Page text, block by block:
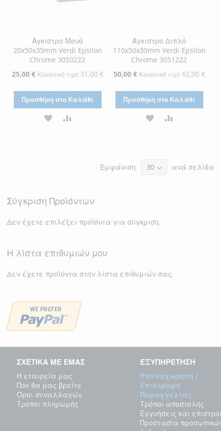
Άγκιστρο Μονό
20x50x35mm Verdi Epsilon
Chrome 3050222
Ειδική
25,00 € Κανονική τιμή 31,00 €
Προσθήκη στο Καλάθι
ΠΡΟΣΘΉΚΗ
Άγκιστρο Διπλό
110x50x30mm Verdi Epsilon
Chrome 3051222
Ειδική
50,00 € Κανονική τιμή 62,00 €
Προσθήκη στο Καλάθι
ΠΡΟΣΘΉΚΗ
ΕΠΙΘΥΜΙΏΝ
Εμφάνιση
ανά σελίδα
Σύγκριση Προϊόντων
Δεν έχετε επιλέξει προϊόντα για σύγκριση.
Η λίστα επιθυμιών μου
Δεν έχετε προϊόντα στην λίστα επιθυμιών σας.
ΣΧΕΤΙΚΑ ΜΕ ΕΜΑΣ
Η εταιρεία μας
Που θα μας βρείτε
Όροι συναλλαγών
Τρόποι πληρωμής
ΕΞΥΠΗΡΕΤΗΣΗ
Υπαναχώρηση /
Επιστροφή
Παραγγελίας
Τρόποι αποστολής
Εγγυήσεις και
Προστασία